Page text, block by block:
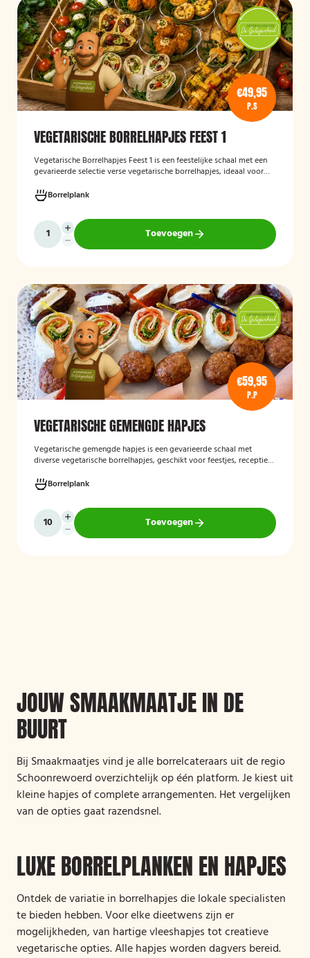
€49,95
P.S
VEGETARISCHE BORRELHAPJES FEEST 1
Vegetarische Borrelhapjes Feest 1 is een feestelijke schaal met een
gevarieerde selectie verse vegetarische borrelhapjes, ideaal voor
vers bereid en verzorgd gepresenteerd, zodat gasten kunnen
genieten van een smaakvolle en volledig vegetarische
borrelervaring.
Borrelplank
Toevoegen
€59,95
P.P
VEGETARISCHE GEMENGDE HAPJES
Vegetarische gemengde hapjes is een gevarieerde schaal met
diverse vegetarische borrelhapjes, geschikt voor feestjes, recepties
smaakvolle vegetarische snacks en biedt een afwisselend
assortiment voor gasten die geen vlees eten.
Borrelplank
Toevoegen
JOUW SMAAKMAATJE IN DE
BUURT
Bij Smaakmaatjes vind je alle borrelcateraars uit de regio
Schoonrewoerd overzichtelijk op één platform. Je kiest uit
kleine hapjes of complete arrangementen. Het vergelijken
van de opties gaat razendsnel.
LUXE BORRELPLANKEN EN HAPJES
Ontdek de variatie in borrelhapjes die lokale specialisten
te bieden hebben. Voor elke dieetwens zijn er
mogelijkheden, van hartige vleeshapjes tot creatieve
vegetarische opties. Alle hapjes worden dagvers bereid.